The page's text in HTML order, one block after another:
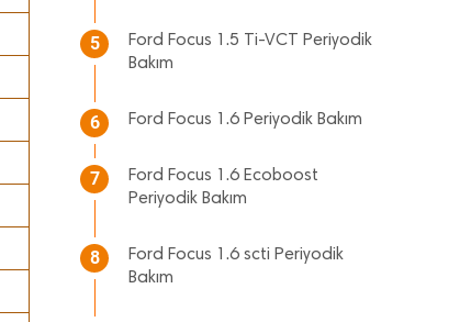
5
Ford Focus 1.5 Ti-VCT Periyodik
Bakım
6 Ford Focus 1.6 Periyodik Bakım
7
Ford Focus 1.6 Ecoboost
Periyodik Bakım
8
Ford Focus 1.6 scti Periyodik
Bakım